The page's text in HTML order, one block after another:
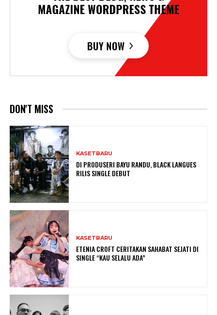
DON'T MISS
KASETBARU
DI PRODUSERI BAYU RANDU, BLACK LANGUES
RILIS SINGLE DEBUT
KASETBARU
ETENIA CROFT CERITAKAN SAHABAT SEJATI DI
SINGLE “KAU SELALU ADA”